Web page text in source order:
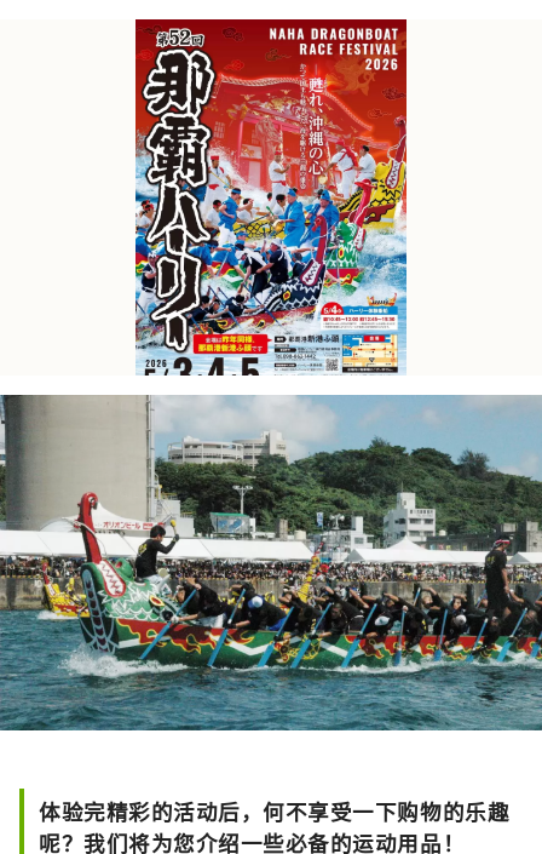
体验完精彩的活动后，何不享受一下购物的乐趣
呢？我们将为您介绍一些必备的运动用品！